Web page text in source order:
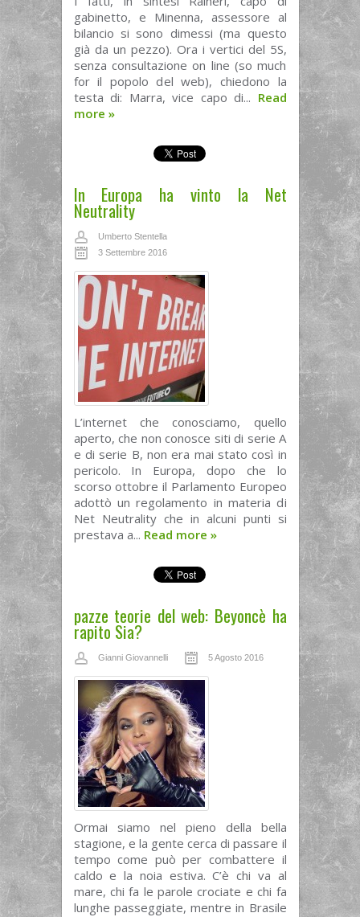
gabinetto, e Minenna, assessore al
bilancio si sono dimessi (ma questo
già da un pezzo). Ora i vertici del 5S,
senza consultazione on line (so much
for il popolo del web), chiedono la
testa di: Marra, vice capo di... Read
more »
In Europa ha vinto la Net
Neutrality
Umberto Stentella
3 Settembre 2016
L’internet che conosciamo, quello
aperto, che non conosce siti di serie A
e di serie B, non era mai stato così in
pericolo. In Europa, dopo che lo
scorso ottobre il Parlamento Europeo
adottò un regolamento in materia di
Net Neutrality che in alcuni punti si
prestava a... Read more »
pazze teorie del web: Beyoncè ha
rapito Sia?
Gianni Giovannelli 5 Agosto 2016
Ormai siamo nel pieno della bella
stagione, e la gente cerca di passare il
tempo come può per combattere il
caldo e la noia estiva. C’è chi va al
mare, chi fa le parole crociate e chi fa
lunghe passeggiate, mentre in Brasile